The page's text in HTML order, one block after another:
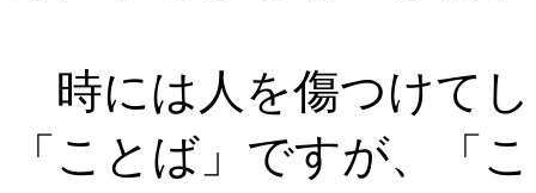
時には人を傷つけて
「ことば」ですが、「